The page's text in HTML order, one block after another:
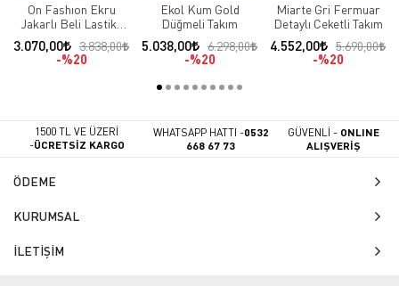
On Fashıon Ekru
Jakarlı Beli Lastikli
Takım
3.070,00
3.838,00
%20
Ekol Kum Gold
Düğmeli Takım
5.038,00
6.298,00
%20
Miarte Gri Fermuar
Detaylı Ceketli Takım
4.552,00
5.690,00
%20
1500 TL VE ÜZERİ
-ÜCRETSİZ KARGO
WHATSAPP HATTI -0532
668 67 73
GÜVENLİ - ONLINE
ALIŞVERİŞ
ÖDEME
KURUMSAL
İLETİŞİM